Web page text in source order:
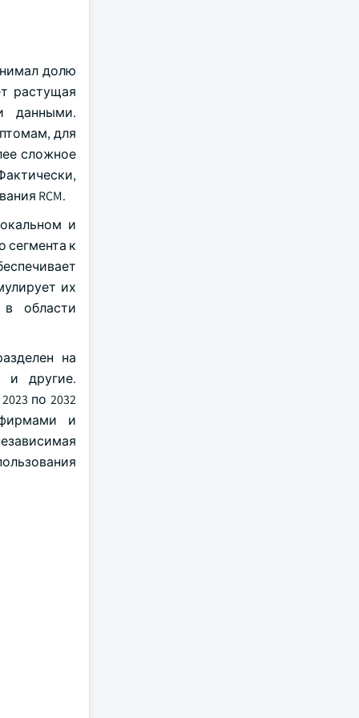
долю
растущая
данными.
для
сложное
RCM.
и
сегмента к
их
области
на
и другие.
по 2032
и